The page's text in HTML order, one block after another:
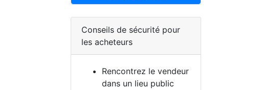
Conseils de sécurité pour
les acheteurs
Rencontrez le vendeur
dans un lieu public